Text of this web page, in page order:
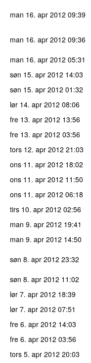
man 16. apr 2012 09:39
man 16. apr 2012 09:36
man 16. apr 2012 05:31
søn 15. apr 2012 14:03
søn 15. apr 2012 01:32
lør 14. apr 2012 08:06
fre 13. apr 2012 13:56
fre 13. apr 2012 03:56
tors 12. apr 2012 21:03
ons 11. apr 2012 18:02
ons 11. apr 2012 11:50
ons 11. apr 2012 06:18
tirs 10. apr 2012 02:56
man 9. apr 2012 19:41
man 9. apr 2012 14:50
søn 8. apr 2012 23:32
søn 8. apr 2012 11:02
lør 7. apr 2012 18:39
lør 7. apr 2012 07:51
fre 6. apr 2012 14:03
fre 6. apr 2012 03:56
tors 5. apr 2012 20:03